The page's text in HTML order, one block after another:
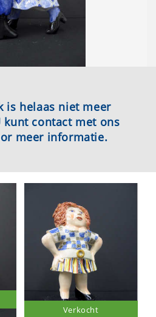
is helaas niet meer
kunt contact met ons
meer informatie.
Verkocht